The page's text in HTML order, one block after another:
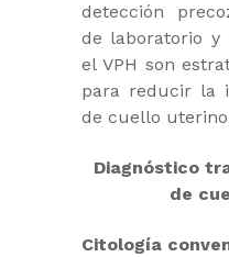
detección
de laboratorio y
el VPH son
para reducir la
de cuello
Diagnóstico
de
Citología